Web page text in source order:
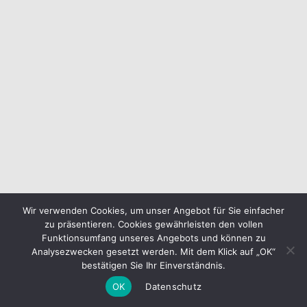
Wir verwenden Cookies, um unser Angebot für Sie einfacher
zu präsentieren. Cookies gewährleisten den vollen
Funktionsumfang unseres Angebots und können zu
Analysezwecken gesetzt werden. Mit dem Klick auf „OK“
bestätigen Sie Ihr Einverständnis.
OK
Datenschutz